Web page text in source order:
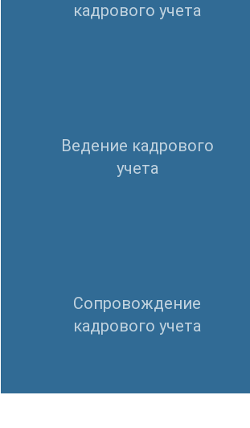
кадрового учета
Ведение кадрового
учета
Сопровождение
кадрового учета